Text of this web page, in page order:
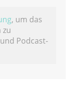
, um das
zu
Podcast-